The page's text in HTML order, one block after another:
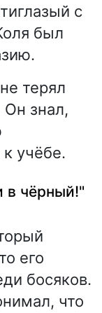
с
был
терял
знал,
учёбе.
в чёрный!"
его
босяков.
что